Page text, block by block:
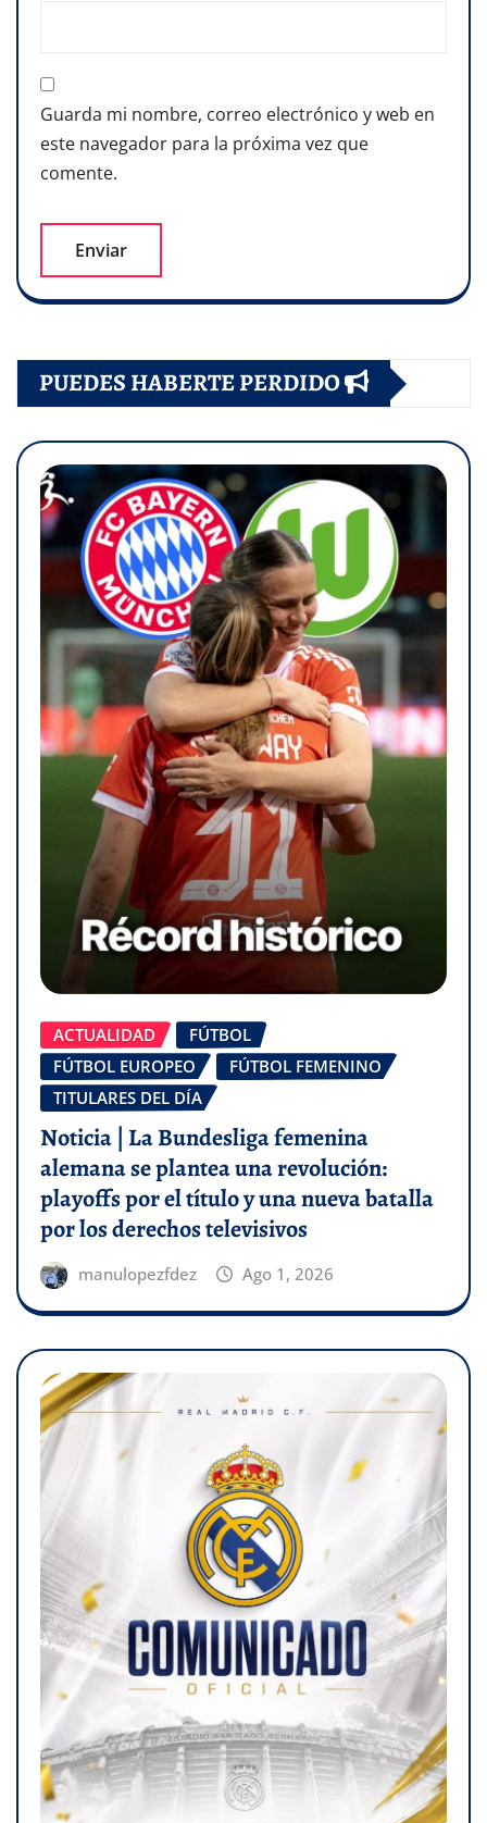
Guarda mi nombre, correo electrónico y web en
este navegador para la próxima vez que
comente.
PUEDES HABERTE PERDIDO
ACTUALIDAD
FÚTBOL
FÚTBOL EUROPEO
FÚTBOL FEMENINO
TITULARES DEL DÍA
Noticia | La Bundesliga femenina
alemana se plantea una revolución:
playoffs por el título y una nueva batalla
por los derechos televisivos
manulopezfdez Ago 1, 2026